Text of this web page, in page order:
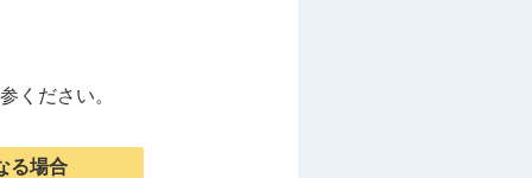
ください。
る場合